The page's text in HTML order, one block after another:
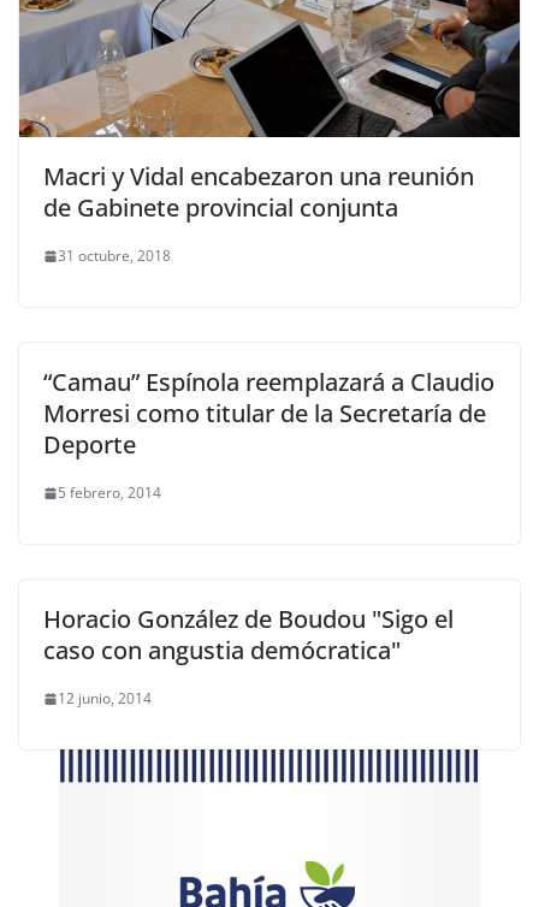
Macri y Vidal encabezaron una reunión
de Gabinete provincial conjunta
31 octubre, 2018
“Camau” Espínola reemplazará a Claudio
Morresi como titular de la Secretaría de
Deporte
5 febrero, 2014
Horacio González de Boudou "Sigo el
caso con angustia demócratica"
12 junio, 2014